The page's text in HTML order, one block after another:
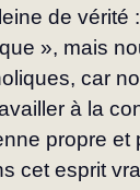
de vérité
», mais
car
à la
propre et
cet esprit